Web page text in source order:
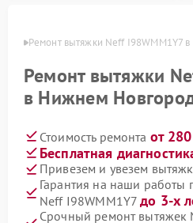
Ремонт вытяжки Neff I98WMM1Y7
Ремонт вытяжки
в Нижнем
Стоимость ремонта от
Бесплатная
Привезем и увезем
Гарантия на наши работы
Neff I98WMM1Y7до 3-х
Срочный ремонт вытяжек